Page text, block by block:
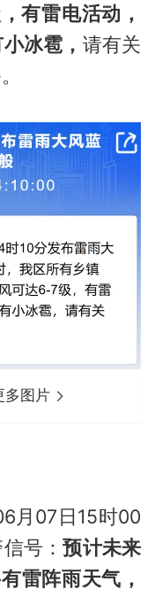
有雷电活动，
冰雹， 请有关
多图片
月07日15时00
号：预计未来
雷阵雨天气，